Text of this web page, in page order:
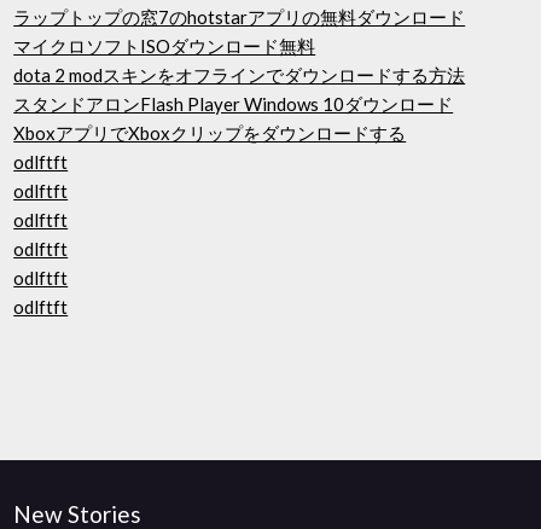
ラップトップの窓7のhotstarアプリの無料ダウンロード
マイクロソフトISOダウンロード無料
dota 2 modスキンをオフラインでダウンロードする方法
スタンドアロンFlash Player Windows 10ダウンロード
XboxアプリでXboxクリップをダウンロードする
odlftft
odlftft
odlftft
odlftft
odlftft
odlftft
New Stories